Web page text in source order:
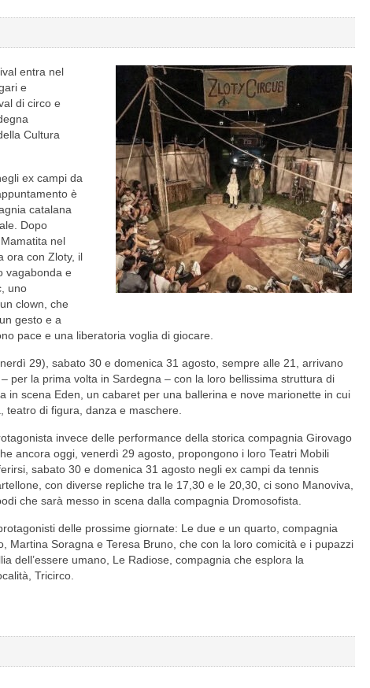
entra nel
e
di circo e
Cultura
ex campi da
è
catalana
Dopo
nel
ora con Zloty, il
vagabonda e
uno
clown, che
gesto e a
pace e una liberatoria voglia di giocare.
29), sabato 30 e domenica 31 agosto, sempre alle 21, arrivano
per la prima volta in Sardegna – con la loro bellissima struttura di
in scena Eden, un cabaret per una ballerina e nove marionette in cui
teatro di figura, danza e maschere.
invece delle performance della storica compagnia Girovago
ancora oggi, venerdì 29 agosto, propongono i loro Teatri Mobili
sabato 30 e domenica 31 agosto negli ex campi da tennis
con diverse repliche tra le 17,30 e le 20,30, ci sono Manoviva,
che sarà messo in scena dalla compagnia Dromosofista.
delle prossime giornate: Le due e un quarto, compagnia
Martina Soragna e Teresa Bruno, che con la loro comicità e i pupazzi
dell’essere umano, Le Radiose, compagnia che esplora la
Tricirco.